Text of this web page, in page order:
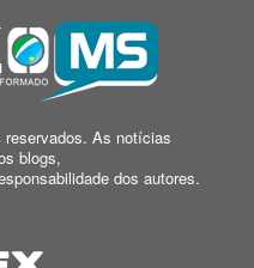
As notícias
blogs,
dos autores.